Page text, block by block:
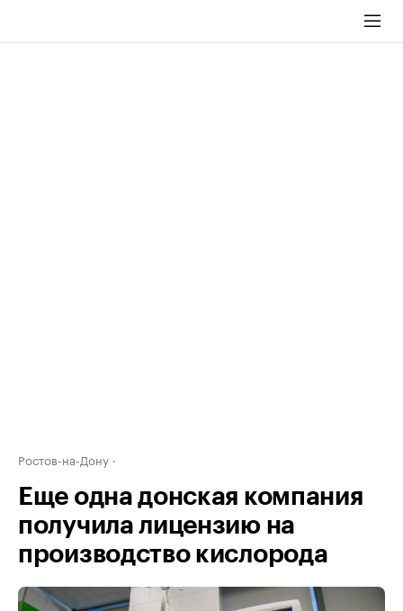
Ростов-на-Дону
Еще одна донская компания
получила лицензию на
производство кислорода